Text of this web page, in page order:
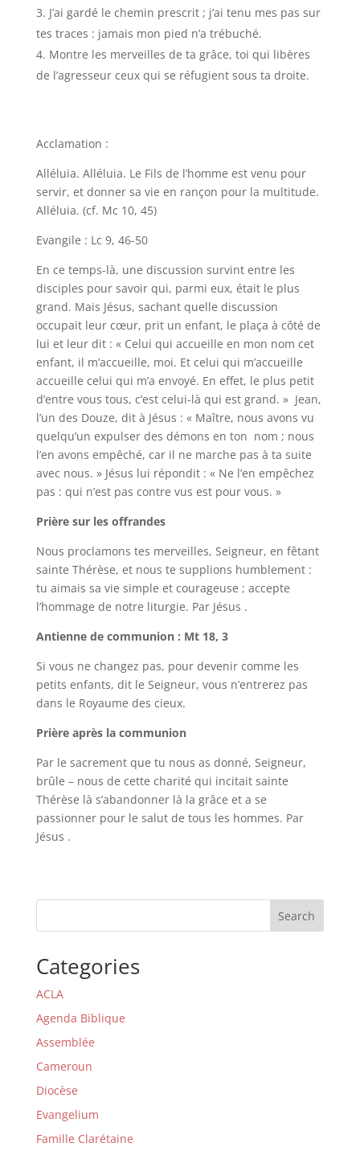
J’ai gardé le chemin prescrit ; j’ai tenu mes pas sur
tes traces : jamais mon pied n’a trébuché.
Montre les merveilles de ta grâce, toi qui libères
de l’agresseur ceux qui se réfugient sous ta droite.
Acclamation :
Alléluia. Alléluia. Le Fils de l’homme est venu pour
servir, et donner sa vie en rançon pour la multitude.
Alléluia. (cf. Mc 10, 45)
Evangile : Lc 9, 46-50
En ce temps-là, une discussion survint entre les
disciples pour savoir qui, parmi eux, était le plus
grand. Mais Jésus, sachant quelle discussion
occupait leur cœur, prit un enfant, le plaça à côté de
lui et leur dit : « Celui qui accueille en mon nom cet
enfant, il m’accueille, moi. Et celui qui m’accueille
accueille celui qui m’a envoyé. En effet, le plus petit
d’entre vous tous, c’est celui-là qui est grand. » Jean,
l’un des Douze, dit à Jésus : « Maître, nous avons vu
quelqu’un expulser des démons en ton nom ; nous
l’en avons empêché, car il ne marche pas à ta suite
avec nous. » Jésus lui répondit : « Ne l’en empêchez
pas : qui n’est pas contre vus est pour vous. »
Prière sur les offrandes
Nous proclamons tes merveilles, Seigneur, en fêtant
sainte Thérèse, et nous te supplions humblement :
tu aimais sa vie simple et courageuse ; accepte
l’hommage de notre liturgie. Par Jésus .
Antienne de communion : Mt 18, 3
Si vous ne changez pas, pour devenir comme les
petits enfants, dit le Seigneur, vous n’entrerez pas
dans le Royaume des cieux.
Prière après la communion
Par le sacrement que tu nous as donné, Seigneur,
brûle – nous de cette charité qui incitait sainte
Thérèse là s’abandonner là la grâce et a se
passionner pour le salut de tous les hommes. Par
Jésus .
Search
Categories
ACLA
Agenda Biblique
Assemblée
Cameroun
Diocèse
Evangelium
Famille Clarétaine